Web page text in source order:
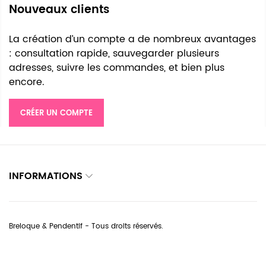
Nouveaux clients
La création d’un compte a de nombreux avantages
: consultation rapide, sauvegarder plusieurs
adresses, suivre les commandes, et bien plus
encore.
CRÉER UN COMPTE
INFORMATIONS
Breloque & Pendentif - Tous droits réservés.